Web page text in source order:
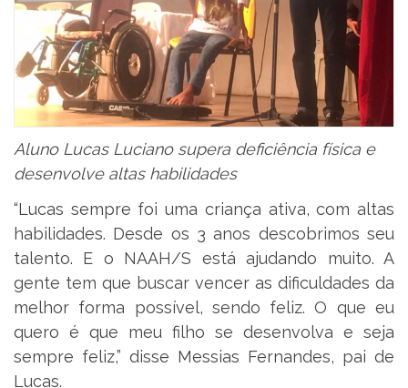
Aluno Lucas Luciano supera deficiência física e
desenvolve altas habilidades
“Lucas sempre foi uma criança ativa, com altas
habilidades. Desde os 3 anos descobrimos seu
talento. E o NAAH/S está ajudando muito. A
gente tem que buscar vencer as dificuldades da
melhor forma possível, sendo feliz. O que eu
quero é que meu filho se desenvolva e seja
sempre feliz,” disse Messias Fernandes, pai de
Lucas.